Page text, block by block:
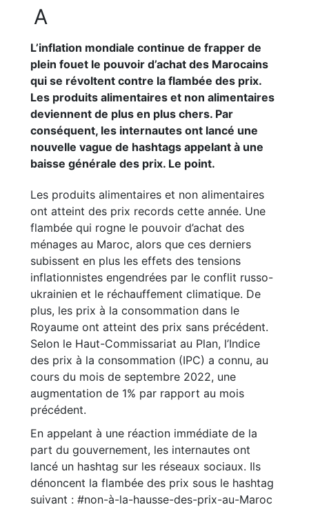
A
L’inflation mondiale continue de frapper de
plein fouet le pouvoir d’achat des Marocains
qui se révoltent contre la flambée des prix.
Les produits alimentaires et non alimentaires
deviennent de plus en plus chers. Par
conséquent, les internautes ont lancé une
nouvelle vague de hashtags appelant à une
baisse générale des prix. Le point.
Les produits alimentaires et non alimentaires
ont atteint des prix records cette année. Une
flambée qui rogne le pouvoir d’achat des
ménages au Maroc, alors que ces derniers
subissent en plus les effets des tensions
inflationnistes engendrées par le conflit russo-
ukrainien et le réchauffement climatique. De
plus, les prix à la consommation dans le
Royaume ont atteint des prix sans précédent.
Selon le Haut-Commissariat au Plan, l’Indice
des prix à la consommation (IPC) a connu, au
cours du mois de septembre 2022, une
augmentation de 1% par rapport au mois
précédent.
En appelant à une réaction immédiate de la
part du gouvernement, les internautes ont
lancé un hashtag sur les réseaux sociaux. Ils
dénoncent la flambée des prix sous le hashtag
suivant : #non-à-la-hausse-des-prix-au-Maroc